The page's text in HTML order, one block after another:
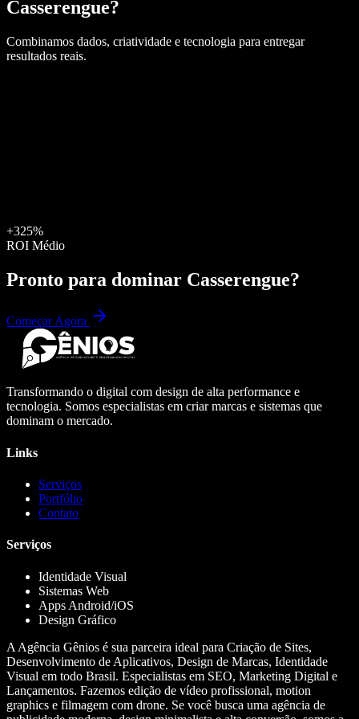
Casserengue?
Combinamos dados, criatividade e tecnologia para entregar
resultados reais.
+325%
ROI Médio
Pronto para dominar Casserengue?
Começar Agora
Transformando o digital com design de alta performance e
tecnologia. Somos especialistas em criar marcas e sistemas que
dominam o mercado.
Links
Serviços
Portfólio
Contato
Serviços
Identidade Visual
Sistemas Web
Apps Android/iOS
Design Gráfico
A Agência Gênios é sua parceira ideal para Criação de Sites,
Desenvolvimento de Aplicativos, Design de Marcas, Identidade
Visual em todo Brasil. Especialistas em SEO, Marketing Digital e
Lançamentos. Fazemos edição de vídeo profissional, motion
graphics e filmagem com drone. Se você busca uma agência de